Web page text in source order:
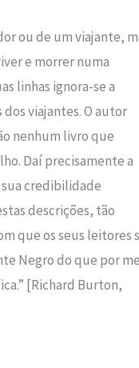
ou de um viajante,
e morrer numa
linhas ignora-se a
viajantes. O autor
nenhum livro que
Daí precisamente a
sua credibilidade
descrições, tão
que os seus leitores
Negro do que por
[Richard Burton,